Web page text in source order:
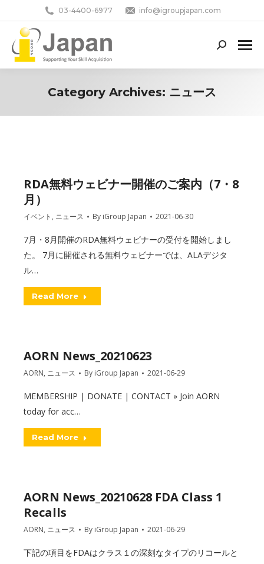
03-4400-6977 info@igroupjapan.com
Search:
Category Archives: ニュース
RDA無料ウェビナー開催のご案内（7・8
月）
イベント , ニュース By iGroup Japan 2021-06-30
7月・8月開催のRDA無料ウェビナーの受付を開始しまし
た。 7月に開催される無料ウェビナーでは、ALAデジタ
ル…
Read More
AORN News_20210623
AORN, ニュース By iGroup Japan 2021-06-29
MEMBERSHIP | DONATE | CONTACT » Join AORN
today for acc…
Read More
AORN News_20210628 FDA Class 1
Recalls
AORN, ニュース By iGroup Japan 2021-06-29
下記の項目をFDAはクラス１の深刻なタイプのリコールと